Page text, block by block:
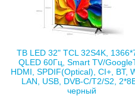
ТВ LED 32" TCL 32S4K,
QLED 60Гц, Smart TV/
HDMI, SPDIF(Optical), CI+, BT,
LAN, USB, DVB-C/T2/S2,
черный